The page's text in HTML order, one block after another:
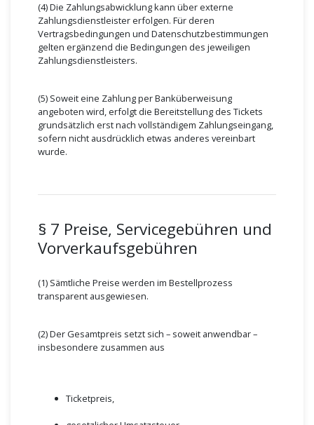
(4) Die Zahlungsabwicklung kann über externe
Zahlungsdienstleister erfolgen. Für deren
Vertragsbedingungen und Datenschutzbestimmungen
gelten ergänzend die Bedingungen des jeweiligen
Zahlungsdienstleisters.
(5) Soweit eine Zahlung per Banküberweisung
angeboten wird, erfolgt die Bereitstellung des Tickets
grundsätzlich erst nach vollständigem Zahlungseingang,
sofern nicht ausdrücklich etwas anderes vereinbart
wurde.
§ 7 Preise, Servicegebühren und
Vorverkaufsgebühren
(1) Sämtliche Preise werden im Bestellprozess
transparent ausgewiesen.
(2) Der Gesamtpreis setzt sich – soweit anwendbar –
insbesondere zusammen aus
Ticketpreis,